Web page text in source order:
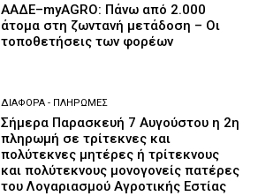
ΑΑΔΕ–myAGRO: Πάνω από 2.000
άτομα στη ζωντανή μετάδοση – Οι
τοποθετήσεις των φορέων
ΔΙΆΦΟΡΑ - ΠΛΗΡΩΜΈΣ
Σήμερα Παρασκευή 7 Αυγούστου η 2η
πληρωμή σε τρίτεκνες και
πολύτεκνες μητέρες ή τρίτεκνους
και πολύτεκνους μονογονείς πατέρες
του Λογαριασμού Αγροτικής Εστίας